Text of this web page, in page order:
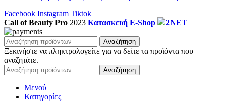
Facebook Instagram Tiktok
Call of Beauty Pro 2023 Κατασκευή E-Shop 2NET
Αναζήτηση
Ξεκινήστε να πληκτρολογείτε για να δείτε τα προϊόντα που
αναζητάτε.
Αναζήτηση
Μενού
Κατηγορίες